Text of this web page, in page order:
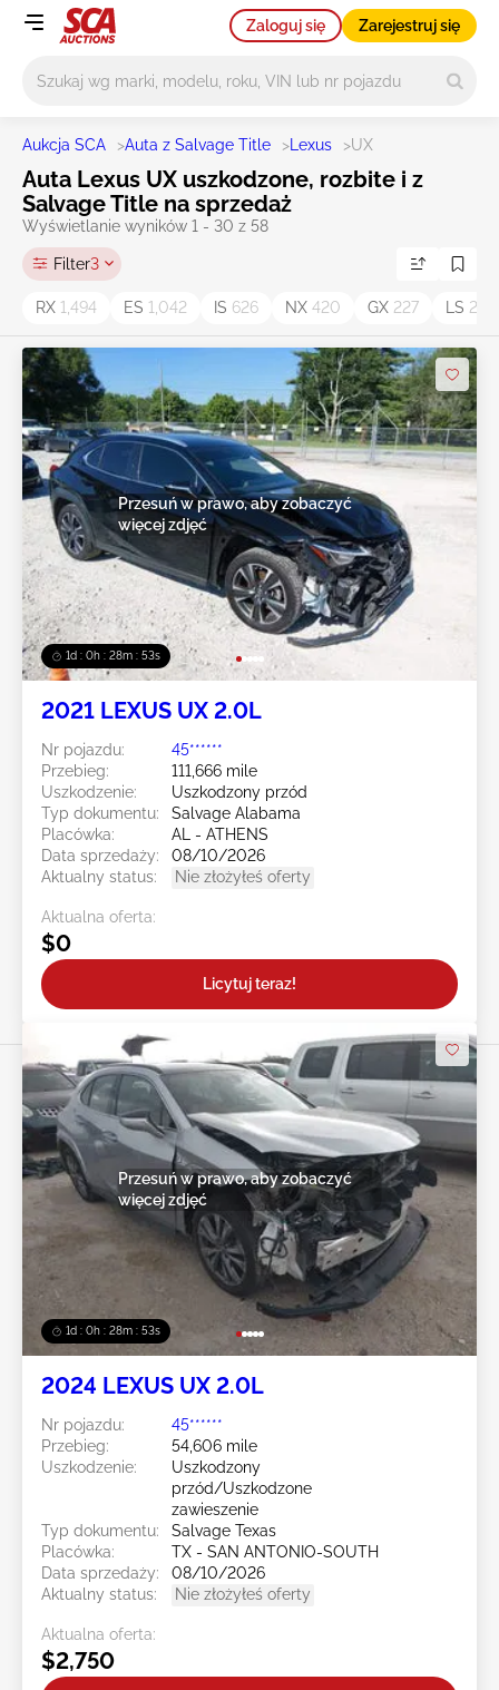
Zaloguj się Zarejestruj się
Aukcja SCA >Auta z Salvage Title > Lexus >UX
Auta Lexus UX uszkodzone, rozbite i z
Salvage Title na sprzedaż
Wyświetlanie wyników 1 - 30 z 58
Filter3
RX 1,494 ES 1,042 IS 626 NX 420 GX 227 LS 221
1d : 0h : 28m : 50s
Przesuń w prawo, aby zobaczyć
więcej zdjęć
2021 LEXUS UX 2.0L
Nr pojazdu:
45******
Przebieg:
111,666 mile
Uszkodzenie:
Uszkodzony przód
Typ dokumentu:
Salvage Alabama
Placówka:
AL - ATHENS
Data sprzedaży:
08/10/2026
Aktualny status:
Nie złożyłeś oferty
Aktualna oferta:
$0
Licytuj teraz!
1d : 0h : 28m : 50s
Przesuń w prawo, aby zobaczyć
więcej zdjęć
2024 LEXUS UX 2.0L
Nr pojazdu:
45******
Przebieg:
54,606 mile
Uszkodzenie:
Uszkodzony
przód/Uszkodzone
zawieszenie
Typ dokumentu:
Salvage Texas
Placówka:
TX - SAN ANTONIO-SOUTH
Data sprzedaży:
08/10/2026
Aktualny status:
Nie złożyłeś oferty
Aktualna oferta:
$2,750